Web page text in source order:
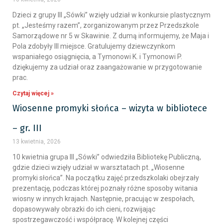
Dzieci z grupy III „Sówki” wzięły udział w konkursie plastycznym
pt. „Jesteśmy razem”, zorganizowanym przez Przedszkole
Samorządowe nr 5 w Skawinie. Z dumą informujemy, że Maja i
Pola zdobyły III miejsce. Gratulujemy dziewczynkom
wspaniałego osiągnięcia, a Tymonowi K. i Tymonowi P.
dziękujemy za udział oraz zaangażowanie w przygotowanie
prac.
Czytaj więcej »
Wiosenne promyki słońca – wizyta w bibliotece
– gr. III
13 kwietnia, 2026
10 kwietnia grupa III „Sówki” odwiedziła Bibliotekę Publiczną,
gdzie dzieci wzięły udział w warsztatach pt. „Wiosenne
promyki słońca”. Na początku zajęć przedszkolaki obejrzały
prezentację, podczas której poznały różne sposoby witania
wiosny w innych krajach. Następnie, pracując w zespołach,
dopasowywały obrazki do ich cieni, rozwijając
spostrzegawczość i współpracę. W kolejnej części